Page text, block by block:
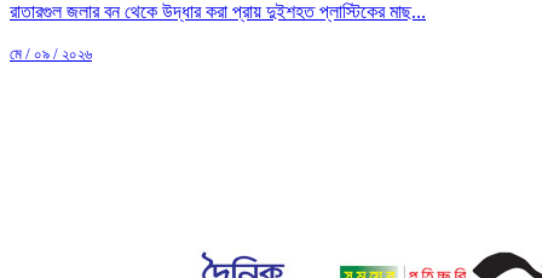
রাতারগুল জলার বন থেকে উদ্ধার করা প্রায় দুইশহত প্লাস্টিকের মাছ...
মে / ০৯ / ২০২৬